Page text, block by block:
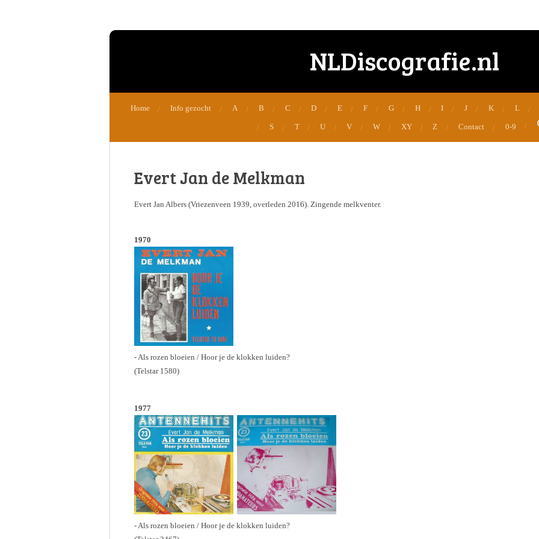
NLDiscografie.nl
Home Info gezocht A B C D E F G H I J K L
S T U V W XY Z Contact 0-9
Evert Jan de Melkman
Evert Jan Albers (Vriezenveen 1939, overleden 2016). Zingende melkventer.
1970
- Als rozen bloeien / Hoor je de klokken luiden?
(Telstar 1580)
1977
- Als rozen bloeien / Hoor je de klokken luiden?